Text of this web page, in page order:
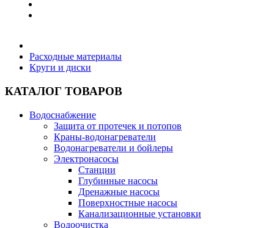
Хозяйственные товары
Строительные товары
Все для бани
Расходные материалы
Круги и диски
КАТАЛОГ ТОВАРОВ
Водоснабжение
Защита от протечек и потопов
Краны-водонагреватели
Водонагреватели и бойлеры
Электронасосы
Станции
Глубинные насосы
Дренажные насосы
Поверхностные насосы
Канализационные установки
Водоочистка